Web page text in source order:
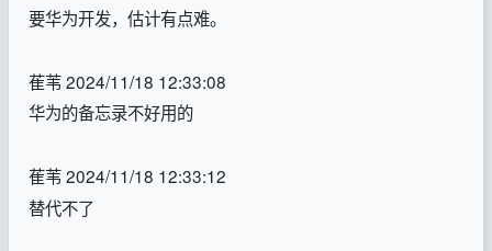
要华为开发，估计有点难。
萑苇 2024/11/18 12:33:08
华为的备忘录不好用的
萑苇 2024/11/18 12:33:12
替代不了